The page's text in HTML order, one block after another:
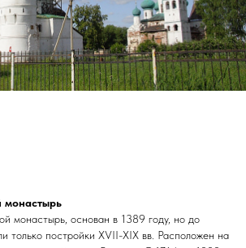
монастырь
монастырь, основан в 1389 году, но до
только постройки XVII-XIX вв. Расположен на